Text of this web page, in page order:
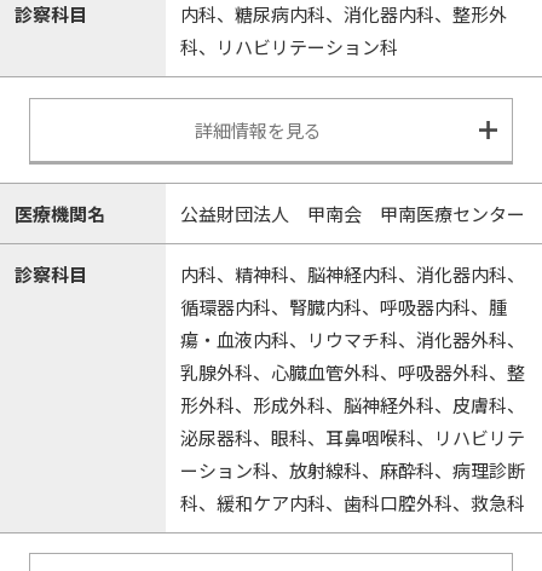
診察科目
内科、糖尿病内科、消化器内科、整形外
科、リハビリテーション科
詳細情報を見る
医療機関名 公益財団法人 甲南会 甲南医療センター
診察科目
内科、精神科、脳神経内科、消化器内科、
循環器内科、腎臓内科、呼吸器内科、腫
瘍・血液内科、リウマチ科、消化器外科、
乳腺外科、心臓血管外科、呼吸器外科、整
形外科、形成外科、脳神経外科、皮膚科、
泌尿器科、眼科、耳鼻咽喉科、リハビリテ
ーション科、放射線科、麻酔科、病理診断
科、緩和ケア内科、歯科口腔外科、救急科